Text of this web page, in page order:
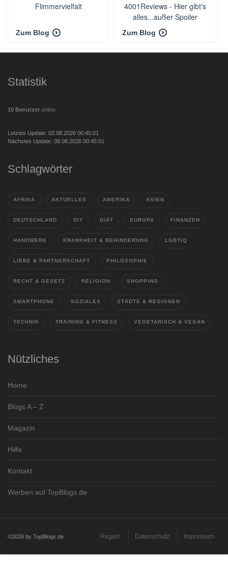
Flimmervielfalt
Zum Blog
4001Reviews - Hier gibt's
alles...außer Spoiler
Zum Blog
Statistik
10 Benutzer online
Letztes Update: 02.08.2026 00:45:01
Nächstes Update: 09.08.2026 00:45:01
Schlagwörter
AFRIKA AKTUELLES AMERIKA ASIEN
DEUTSCHLAND DIY DIÄT EUROPA FINANZEN
HANDWERK KRANKHEIT & BEHINDERUNG LGBTIQ
LIEBE & PARTNERSCHAFT PHILOSOPHIE
RECHT & GESETZ RELIGION SHOPPING
SMARTPHONE SOZIALES STÄDTE & REGIONEN
TECHNIK TRAINING & FITNESS VEGETARISCH & VEGAN
Nützliches
Home
Blogs A – Z
Magazin
Hilfe
Kontakt
Werben auf TopBlogs.de
©2026 by TopBlogs.de Regeln Datenschutz Impressum